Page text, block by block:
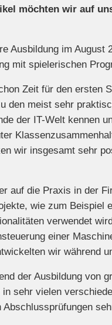
möchten wir auf
Ausbildung im August
mit spielerischen
Zeit für den ersten
den meist sehr
der IT-Welt kennen
wir insgesamt sehr
auf die Praxis in der
wie zum Beispiel
verwendet
einer
wir während
der Ausbildung von
sehr vielen